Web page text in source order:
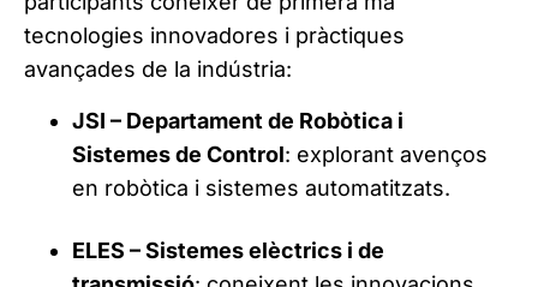
tecnologies innovadores i pràctiques
avançades de la indústria:
JSI – Departament de Robòtica i
Sistemes de Control: explorant avenços
en robòtica i sistemes automatitzats.
ELES – Sistemes elèctrics i de